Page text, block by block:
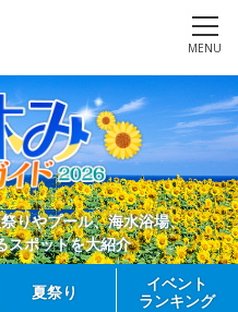
MENU
りやプール、海水浴場、
スポットを大紹介
夏祭り
イベント
ランキング